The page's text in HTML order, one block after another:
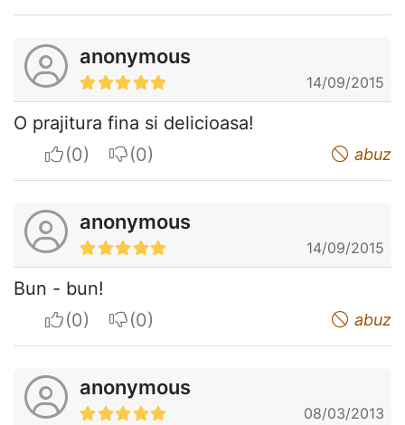
anonymous
14/09/2015
O prajitura fina si delicioasa!
I apreciateI do not appreciate abuz
anonymous
14/09/2015
Bun - bun!
I apreciateI do not appreciate abuz
anonymous
08/03/2013